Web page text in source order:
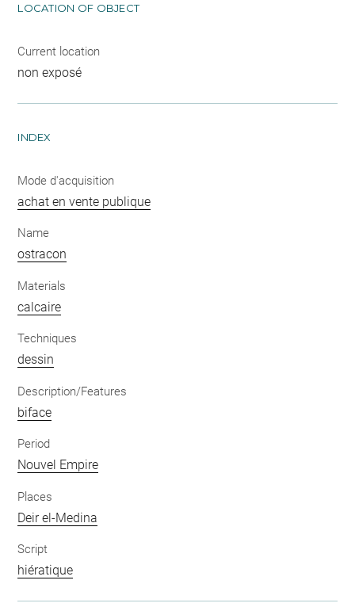
LOCATION OF OBJECT
Current location
non exposé
INDEX
Mode d'acquisition
achat en vente publique
Name
ostracon
Materials
calcaire
Techniques
dessin
Description/Features
biface
Period
Nouvel Empire
Places
Deir el-Medina
Script
hiératique